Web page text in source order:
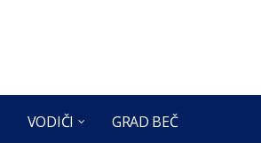
VODIČI GRAD BEČ